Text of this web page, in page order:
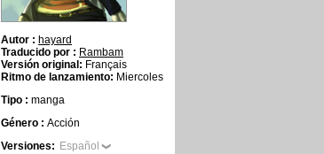
Autor : hayard
Traducido por : Rambam
Versión original: Français
Ritmo de lanzamiento: Miercoles
Tipo : manga
Género : Acción
Versiones: Español